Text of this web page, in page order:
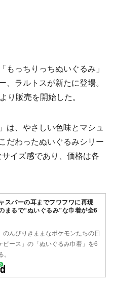
っちりっちぬいぐるみ」
ラルトスが新たに登場。
り販売を開始した。
は、やさしい色味とマシュ
だわったぬいぐるみシリー
イズ感であり、価格は各
スパーの耳までフワフワに再現
まるで“ぬいぐるみ”な巾着が全6
のんびりきままなポケモンたちの日
ピース」の「ぬいぐるみ巾着」を6